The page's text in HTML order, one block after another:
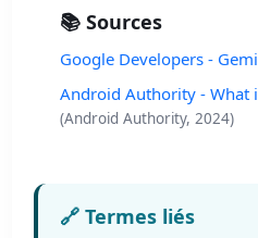
📚 Sources
Google Developers -
Android Authority - What
(Android Authority, 2024)
🔗 Termes liés